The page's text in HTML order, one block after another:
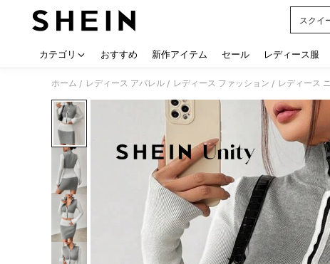
スクイ
カテゴリ おすすめ 新作アイテム セール レディース服
ホーム / レディース アパレル / レディース ファッション / レディース